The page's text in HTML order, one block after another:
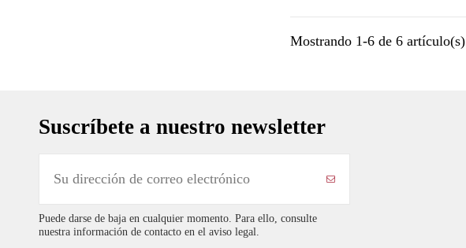
Mostrando 1-6 de 6 artículo(s)
Suscríbete a nuestro newsletter
Puede darse de baja en cualquier momento. Para ello, consulte
nuestra información de contacto en el aviso legal.